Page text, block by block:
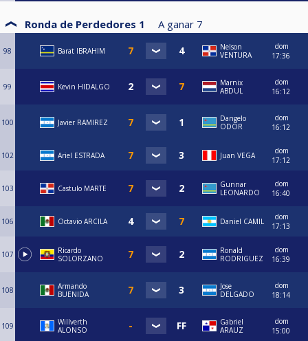
Ronda de Perdedores 1 A ganar 7
98 Barat IBRAHIM
Nelson
VENTURA
dom
17:36
99 Kevin HIDALGO
Marnix
ABDUL
dom
16:12
100 Javier RAMIREZ
Dangelo
ODOR
dom
16:12
102 Ariel ESTRADA Juan VEGA
dom
17:12
103 Castulo MARTE
Gunnar
LEONARDO
dom
16:40
106 Octavio ARCILA Daniel CAMIL
dom
17:13
107
Ricardo
SOLORZANO
Ronald
RODRIGUEZ
dom
16:39
108
Armando
BUENIDA
Jose
DELGADO
dom
18:14
109
Willverth
ALONSO
Gabriel
ARAUZ
dom
15:00